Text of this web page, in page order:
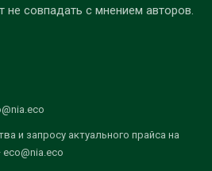
совпадать с мнением авторов.
и запросу актуального прайса на